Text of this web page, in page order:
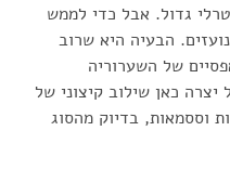
גדול. אבל כדי לממש
הבעיה היא שרוב
של השערוריה
כאן שילוב קיצוני של
וססמאות, בדיוק מהסוג